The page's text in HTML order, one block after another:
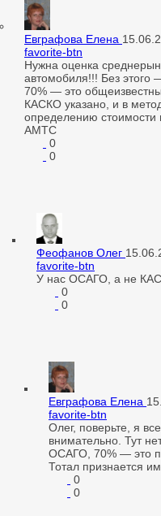
Евграфова Елена
favorite-btn
Нужна оценка
автомобиля!!! Без этого
70% — это
КАСКО указано, и в
определению стоимости
АМТС
0
0
Феофанов Олег
favorite-btn
У нас ОСАГО, а не
0
0
Евграфова Елена
favorite-btn
Олег, поверьте, я
внимательно. Тут
ОСАГО, 70% — это
Тотал признается
0
0